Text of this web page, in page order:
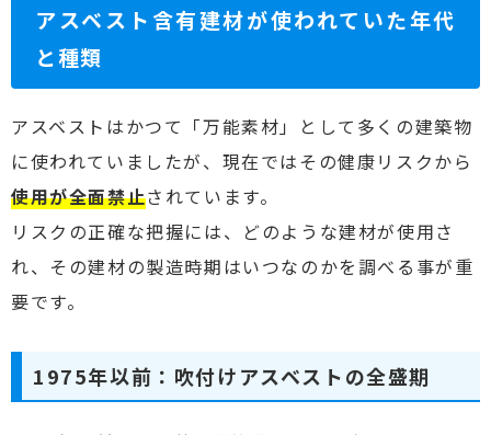
アスベスト含有建材が使われていた年代
と種類
アスベストはかつて「万能素材」として多くの建築物
に使われていましたが、現在ではその健康リスクから
使用が全面禁止されています。
リスクの正確な把握には、どのような建材が使用さ
れ、その建材の製造時期はいつなのかを調べる事が重
要です。
1975年以前：吹付けアスベストの全盛期